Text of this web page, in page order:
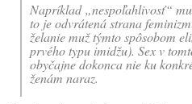
Napríklad „nespoľahlivosť“
to je odvrátená strana
želanie muž týmto spôsobom
prvého typu imi­džu). Sex v
obyčajne dokonca nie ku
ženám naraz.